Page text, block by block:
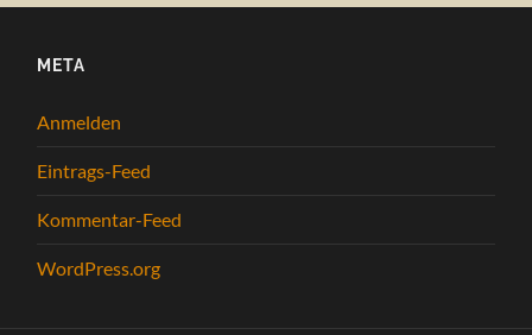
META
Anmelden
Eintrags-Feed
Kommentar-Feed
WordPress.org